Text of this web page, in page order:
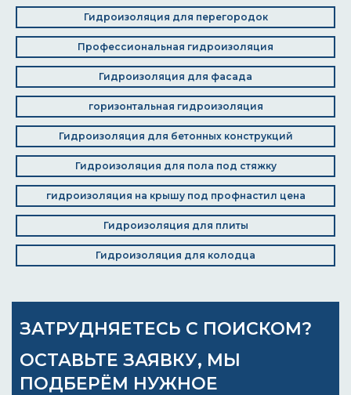
Гидроизоляция для перегородок
Профессиональная гидроизоляция
Гидроизоляция для фасада
горизонтальная гидроизоляция
Гидроизоляция для бетонных конструкций
Гидроизоляция для пола под стяжку
гидроизоляция на крышу под профнастил цена
Гидроизоляция для плиты
Гидроизоляция для колодца
ЗАТРУДНЯЕТЕСЬ С ПОИСКОМ?
ОСТАВЬТЕ ЗАЯВКУ, МЫ
ПОДБЕРЁМ НУЖНОЕ